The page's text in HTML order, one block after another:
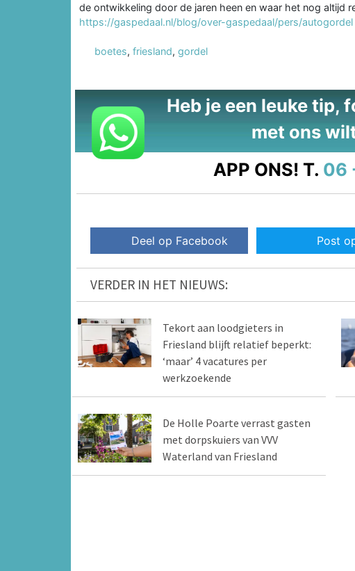
de ontwikkeling door de jaren heen en waar het nog altijd
https://gaspedaal.nl/blog/over-gaspedaal/pers/autogordel
boetes, friesland, gordel
Heb je een leuke tip,
met ons
APP ONS! T. 06
Deel op Facebook Post
VERDER IN HET NIEUWS:
Tekort aan loodgieters in
Friesland blijft relatief beperkt:
‘maar’ 4 vacatures per
werkzoekende
De Holle Poarte verrast gasten
met dorpskuiers van VVV
Waterland van Friesland